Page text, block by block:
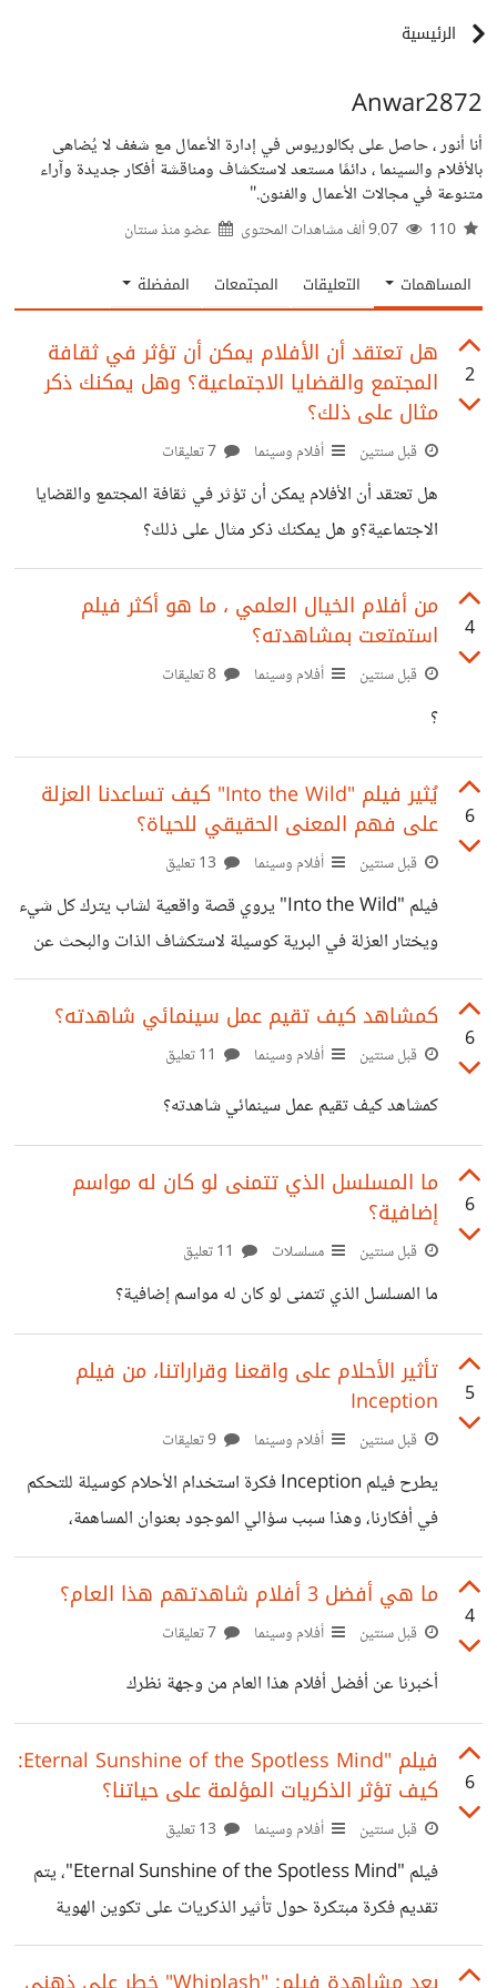
الرئيسية
Anwar2872
أنا أنور ، حاصل على بكالوريوس في إدارة الأعمال مع شغف لا يُضاهى
بالأفلام والسينما ، دائمًا مستعد لاستكشاف ومناقشة أفكار جديدة وآراء
متنوعة في مجالات الأعمال والفنون."
عضو منذسنتان
المساهمات التعليقات المجتمعات المفضلة
2
هل تعتقد أن الأفلام يمكن أن تؤثر في ثقافة
المجتمع والقضايا الاجتماعية؟ وهل يمكنك ذكر
مثال على ذلك؟
قبل سنتين أفلام وسينما
هل تعتقد أن الأفلام يمكن أن تؤثر في ثقافة المجتمع والقضايا
الاجتماعية؟و هل يمكنك ذكر مثال على ذلك؟
4
من أفلام الخيال العلمي ، ما هو أكثر فيلم
استمتعت بمشاهدته؟
قبل سنتين أفلام وسينما
؟
6
يُثير فيلم "Into the Wild" كيف تساعدنا العزلة
على فهم المعنى الحقيقي للحياة؟
قبل سنتين أفلام وسينما
فيلم "Into the Wild" يروي قصة واقعية لشاب يترك كل شيء
ويختار العزلة في البرية كوسيلة لاستكشاف الذات والبحث عن
معنى الحياة ، من خلال هذه الرحلة، يكتشف أن الحياة لها أبعاد
أعمق من مجرد البقاء والبقاء على قيد الحياة، حيث يتعلم العديد
من الدروس القيمة عن الصداقة والحب والتواصل مع الطبيعة.
الحقيقية، وعلى المستوى العام فإن العزلة واختيار التفرد بالنفس
ولو لفترة، يعتبر كمسار لتصحيح مفاهيم الإنسان الخاصة عن
نفسه، فماذا
6
كمشاهد كيف تقيم عمل سينمائي شاهدته؟
قبل سنتين أفلام وسينما
كمشاهد كيف تقيم عمل سينمائي شاهدته؟
6
ما المسلسل الذي تتمنى لو كان له مواسم
إضافية؟
قبل سنتين مسلسلات
ما المسلسل الذي تتمنى لو كان له مواسم إضافية؟
5
تأثير الأحلام على واقعنا وقراراتنا، من فيلم
Inception
قبل سنتين أفلام وسينما
يطرح فيلم Inception فكرة استخدام الأحلام كوسيلة للتحكم
في أفكارنا، وهذا سبب سؤالي الموجود بعنوان المساهمة،
فبالفيلم زرع البطل فكرة معينة في ذهن الشخص المقصود عن
طريق تقنية الحلم المشترك، بحيث يشعر أن الفكرة هي نتاج
تفكيره الخاص ، يظهر الفيلم كيف يمكن للأحلام أن تكون بوابة
أن يكون الشخص واعيًا لذلك، هذا يفتح الباب أمام النقاش حول
قوة الأحلام في تشكيل تصوراتنا عن الواقع وكيفية تأثيرها على
قراراتنا
4
ما هي أفضل 3 أفلام شاهدتهم هذا العام؟
قبل سنتين أفلام وسينما
أخبرنا عن أفضل أفلام هذا العام من وجهة نظرك
6
فيلم "Eternal Sunshine of the Spotless Mind:
كيف تؤثر الذكريات المؤلمة على حياتنا؟
قبل سنتين أفلام وسينما
فيلم "Eternal Sunshine of the Spotless Mind"، يتم
تقديم فكرة مبتكرة حول تأثير الذكريات على تكوين الهوية
الشخصية وسلوكياتنا. القصة تتبع شخصين، جويل وكليمنتين،
اللذين يقرران مسح ذكرياتهما بعد انفصالهما بصورة مؤلمة. تعرض